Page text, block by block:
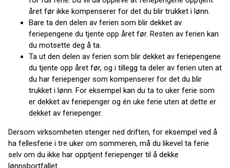
året før ikke kompenserer for det du blir trukket i lønn.
Bare ta den delen av ferien som blir dekket av
feriepengene du tjente opp året før. Resten av ferien kan
du motsette deg å ta.
Ta ut den delen av ferien som blir dekket av feriepengene
du tjente opp året før, og i tillegg ta deler av ferien uten at
du har feriepenger som kompenserer for det du blir
trukket i lønn. For eksempel kan du ta to uker ferie som
er dekket av feriepenger og én uke ferie uten at dette er
dekket av feriepenger.
Dersom virksomheten stenger ned driften, for eksempel ved å
ha fellesferie i tre uker om sommeren, må du likevel ta ferie
selv om du ikke har opptjent feriepenger til å dekke
lønnsbortfallet.